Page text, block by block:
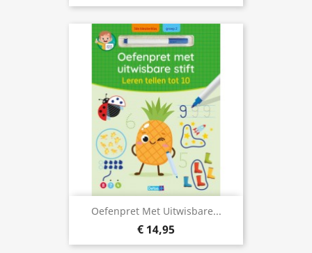
Oefenpret Met Uitwisbare...
€ 14,95